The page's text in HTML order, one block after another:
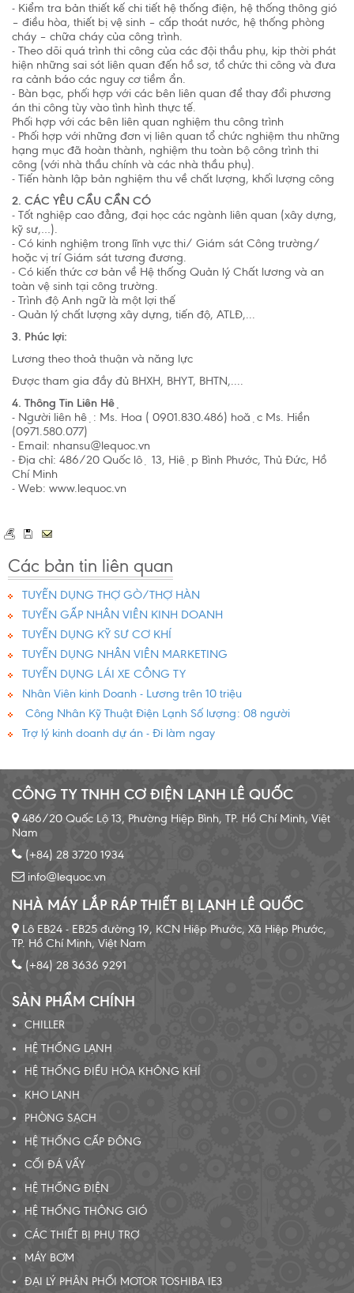
- Kiểm tra bản thiết kế chi tiết hệ thống điện, hệ thống thông gió
– điều hòa, thiết bị vệ sinh – cấp thoát nước, hệ thống phòng
cháy – chữa cháy của công trình.
- Theo dõi quá trình thi công của các đội thầu phụ, kịp thời phát
hiện những sai sót liên quan đến hồ sơ, tổ chức thi công và đưa
ra cảnh báo các nguy cơ tiềm ẩn.
- Bàn bạc, phối hợp với các bên liên quan để thay đổi phương
án thi công tùy vào tình hình thực tế.
Phối hợp với các bên liên quan nghiệm thu công trình
- Phối hợp với những đơn vị liên quan tổ chức nghiệm thu những
hạng mục đã hoàn thành, nghiệm thu toàn bộ công trình thi
công (với nhà thầu chính và các nhà thầu phụ).
- Tiến hành lập bản nghiệm thu về chất lượng, khối lượng công
2. CÁC YÊU CẦU CẦN CÓ
- Tốt nghiệp cao đẳng, đại học các ngành liên quan (xây dựng,
kỹ sư,…).
- Có kinh nghiệm trong lĩnh vực thi/ Giám sát Công trường/
hoặc vị trí Giám sát tương đương.
- Có kiến thức cơ bản về Hệ thống Quản lý Chất lương và an
toàn vệ sinh tại công trường.
- Trình độ Anh ngữ là một lợi thế
- Quản lý chất lượng xây dựng, tiến độ, ATLĐ,...
3. Phúc lợi:
Lương theo thoả thuận và năng lực
Được tham gia đầy đủ BHXH, BHYT, BHTN,....
4. Thông Tin Liên Hệ
- Người liên hệ: Ms. Hoa ( 0901.830.486) hoặc Ms. Hiền
(0971.580.077)
- Email: nhansu@lequoc.vn
- Địa chỉ: 486/20 Quốc lộ 13, Hiệp Bình Phước, Thủ Đức, Hồ
Chí Minh
- Web: www.lequoc.vn
Các bản tin liên quan
TUYỂN DỤNG THỢ GÒ/THỢ HÀN
TUYỂN GẤP NHÂN VIÊN KINH DOANH
TUYỂN DỤNG KỸ SƯ CƠ KHÍ
TUYỂN DỤNG NHÂN VIÊN MARKETING
TUYỂN DỤNG LÁI XE CÔNG TY
Nhân Viên kinh Doanh - Lương trên 10 triệu
Công Nhân Kỹ Thuật Điện Lạnh Số lượng: 08 người
Trợ lý kinh doanh dự án - Đi làm ngay
CÔNG TY TNHH CƠ ĐIỆN LẠNH LÊ QUỐC
486/20 Quốc Lộ 13, Phường Hiệp Bình, TP. Hồ Chí Minh, Việt
Nam
(+84) 28 3720 1934
info@lequoc.vn
NHÀ MÁY LẮP RÁP THIẾT BỊ LẠNH LÊ QUỐC
Lô EB24 - EB25 đường 19, KCN Hiệp Phước, Xã Hiệp Phước,
TP. Hồ Chí Minh, Việt Nam
(+84) 28 3636 9291
SẢN PHẨM CHÍNH
CHILLER
HỆ THỐNG LẠNH
HỆ THỐNG ĐIỀU HÒA KHÔNG KHÍ
KHO LẠNH
PHÒNG SẠCH
HỆ THỐNG CẤP ĐÔNG
CỐI ĐÁ VẨY
HỆ THỐNG ĐIỆN
HỆ THỐNG THÔNG GIÓ
CÁC THIẾT BỊ PHỤ TRỢ
MÁY BƠM
ĐẠI LÝ PHÂN PHỐI MOTOR TOSHIBA IE3